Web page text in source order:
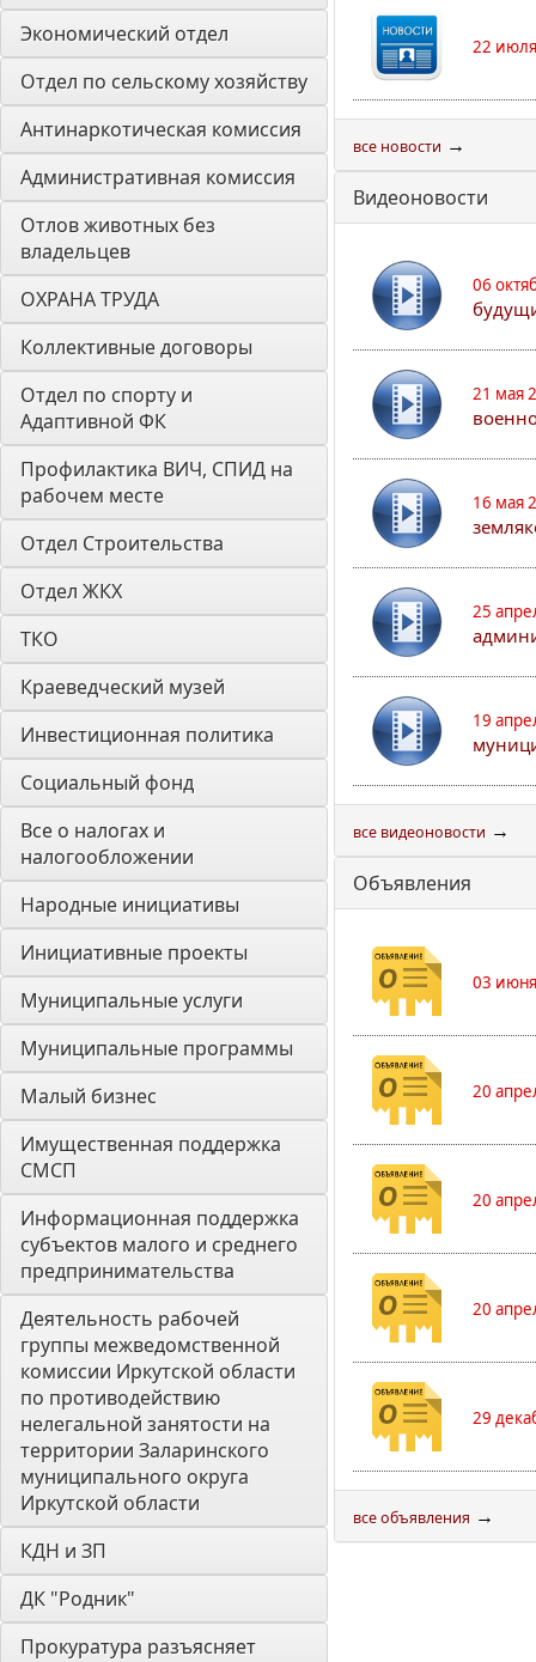
Экономический отдел
Отдел по сельскому хозяйству
Антинаркотическая комиссия
Административная комиссия
Отлов животных без
владельцев
ОХРАНА ТРУДА
Коллективные договоры
Отдел по спорту и
Адаптивной ФК
Профилактика ВИЧ, СПИД на
рабочем месте
Отдел Строительства
Отдел ЖКХ
ТКО
Краеведческий музей
Инвестиционная политика
Социальный фонд
Все о налогах и
налогообложении
Народные инициативы
Инициативные проекты
Муниципальные услуги
Муниципальные программы
Малый бизнес
Имущественная поддержка
СМСП
Информационная поддержка
субъектов малого и среднего
предпринимательства
Деятельность рабочей
группы межведомственной
комиссии Иркутской области
по противодействию
нелегальной занятости на
территории Заларинского
муниципального округа
Иркутской области
КДН и ЗП
ДК "Родник"
Прокуратура разъясняет
22
все новости →
Видеоновости
06
21 мая
16 мая
25
19
все видеоновости →
Объявления
03
20
20
20
29
все объявления →